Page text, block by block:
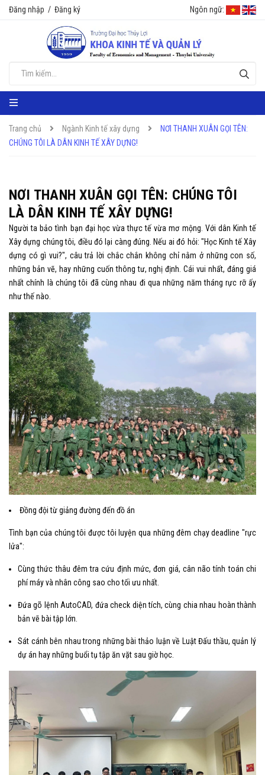
Đăng nhập / Đăng ký Ngôn ngữ:
Trang chủ Ngành Kinh tế xây dựng
NƠI THANH XUÂN GỌI TÊN:
CHÚNG TÔI LÀ DÂN KINH TẾ XÂY DỰNG!
NƠI THANH XUÂN GỌI TÊN: CHÚNG TÔI
LÀ DÂN KINH TẾ XÂY DỰNG!
Người ta bảo tình bạn đại học vừa thực tế vừa mơ mộng. Với dân Kinh tế
Xây dựng chúng tôi, điều đó lại càng đúng. Nếu ai đó hỏi: "Học Kinh tế Xây
dựng có gì vui?", câu trả lời chắc chắn không chỉ nằm ở những con số,
những bản vẽ, hay những cuốn thông tư, nghị định. Cái vui nhất, đáng giá
nhất chính là chúng tôi đã cùng nhau đi qua những năm tháng rực rỡ ấy
như thế nào.
Đồng đội từ giảng đường đến đồ án
Tình bạn của chúng tôi được tôi luyện qua những đêm chạy deadline "rực
lửa":
Cùng thức thâu đêm tra cứu định mức, đơn giá, cân não tính toán chi
phí máy và nhân công sao cho tối ưu nhất.
Đứa gõ lệnh AutoCAD, đứa check diện tích, cùng chia nhau hoàn thành
bản vẽ bài tập lớn.
Sát cánh bên nhau trong những bài thảo luận về Luật Đấu thầu, quản lý
dự án hay những buổi tụ tập ăn vặt sau giờ học.